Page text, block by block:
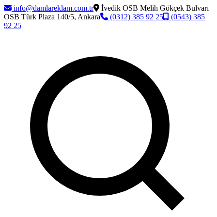
info@damlareklam.com.tr
İvedik OSB Melih Gökçek Bulvarı
OSB Türk Plaza 140/5, Ankara
(0312) 385 92 25
(0543) 385
92 25